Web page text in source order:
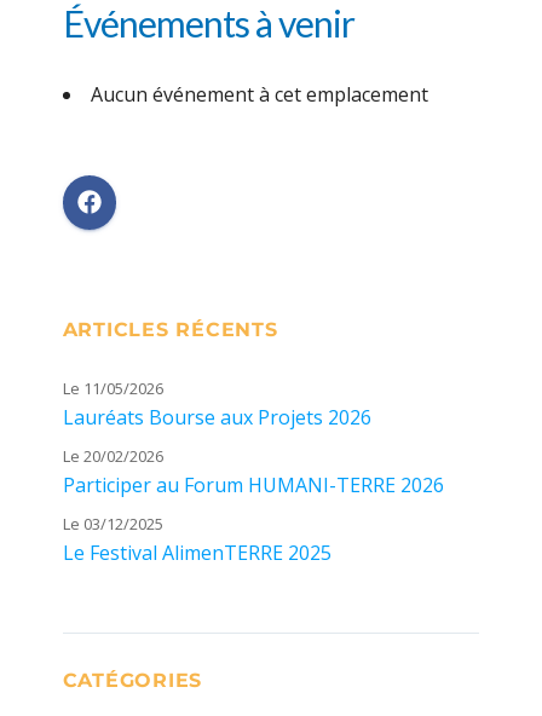
Événements à venir
Aucun événement à cet emplacement
ARTICLES RÉCENTS
Le 11/05/2026
Lauréats Bourse aux Projets 2026
Le 20/02/2026
Participer au Forum HUMANI-TERRE 2026
Le 03/12/2025
Le Festival AlimenTERRE 2025
CATÉGORIES